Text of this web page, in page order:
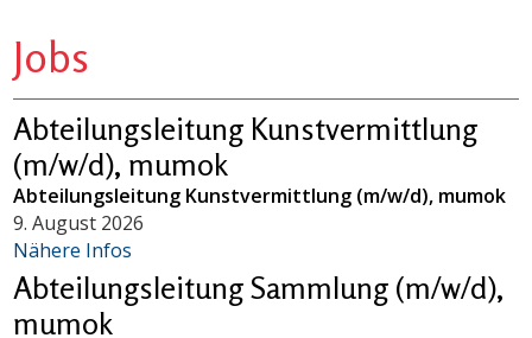
Jobs
Abteilungsleitung Kunstvermittlung
(m/w/d), mumok
Abteilungsleitung Kunstvermittlung (m/w/d), mumok
9. August 2026
Nähere Infos
Abteilungsleitung Sammlung (m/w/d),
mumok